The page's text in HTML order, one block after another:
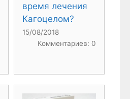
время лечения
Кагоцелом?
15/08/2018
Комментариев: 0